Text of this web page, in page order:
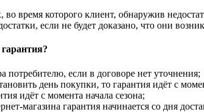
время которого клиент, обнаружив
если не будет доказано, что они
потребителю, если в договоре нет уточнения;
день покупки, то гарантия идёт с
идёт с момента начала сезона;
магазина гарантия начинается со дня